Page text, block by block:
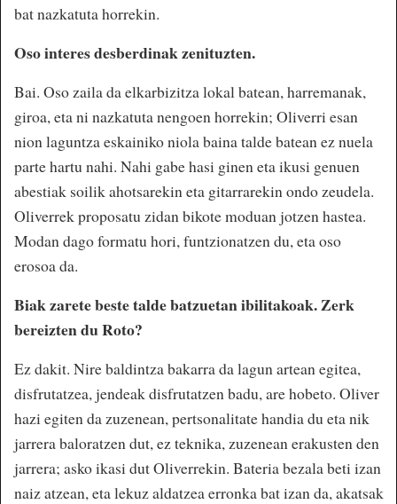
bat nazkatuta horrekin.
Oso interes desberdinak zenituzten.
Bai. Oso zaila da elkarbizitza lokal batean, harremanak,
giroa, eta ni nazkatuta nengoen horrekin; Oliverri esan
nion laguntza eskainiko niola baina talde batean ez nuela
parte hartu nahi. Nahi gabe hasi ginen eta ikusi genuen
abestiak soilik ahotsarekin eta gitarrarekin ondo zeudela.
Oliverrek proposatu zidan bikote moduan jotzen hastea.
Modan dago formatu hori, funtzionatzen du, eta oso
erosoa da.
Biak zarete beste talde batzuetan ibilitakoak. Zerk
bereizten du Roto?
Ez dakit. Nire baldintza bakarra da lagun artean egitea,
disfrutatzea, jendeak disfrutatzen badu, are hobeto. Oliver
hazi egiten da zuzenean, pertsonalitate handia du eta nik
jarrera baloratzen dut, ez teknika, zuzenean erakusten den
jarrera; asko ikasi dut Oliverrekin. Bateria bezala beti izan
naiz atzean, eta lekuz aldatzea erronka bat izan da, akatsak